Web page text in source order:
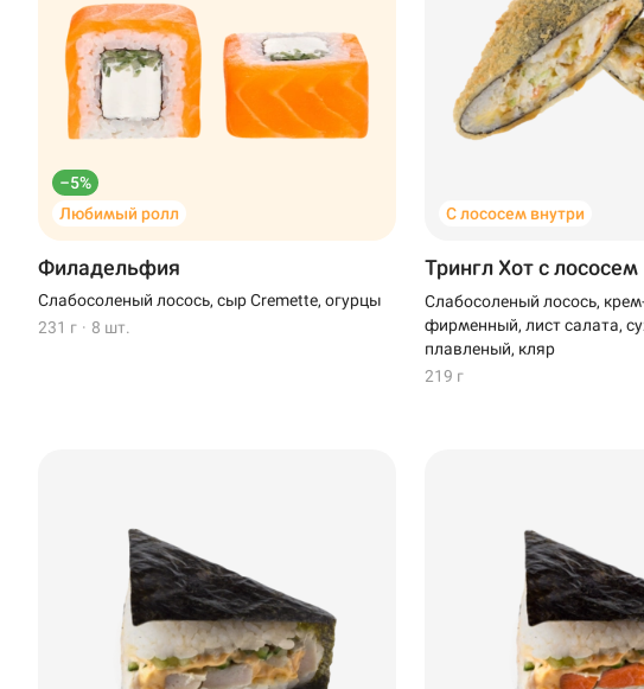
–5%
Любимый ролл
Филадельфия
Слабосоленый лосось, сыр Cremette, огурцы
231 г · 8 шт.
С лососем внутри
Трингл Хот с лососем
Слабосоленый лосось,
фирменный, лист салата,
плавленый, кляр
219 г